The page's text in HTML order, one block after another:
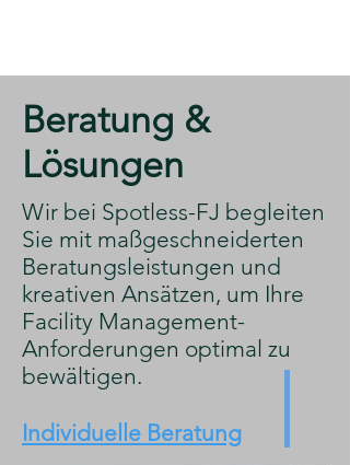
​Beratung &
Lösungen
​Wir bei Spotless-FJ begleiten
Sie mit maßgeschneiderten
Beratungsleistungen und
kreativen Ansätzen, um Ihre
Facility Management-
Anforderungen optimal zu
bewältigen.
Individuelle Beratung